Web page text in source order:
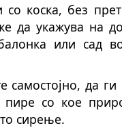
со коска, без
да укажува на
или сад
самостојно, да
со кое
сирење.